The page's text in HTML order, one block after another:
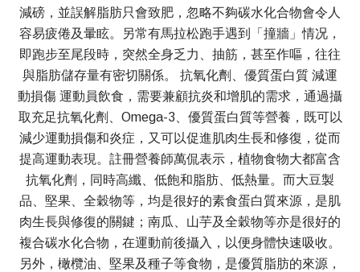
減磅，並誤解脂肪只會致肥，忽略不夠碳水化合物會令人
容易疲倦及暈眩。另常有馬拉松跑手遇到「撞牆」情况，
即跑步至尾段時，突然全身乏力、抽筋，甚至作嘔，往往
與脂肪儲存量有密切關係。 抗氧化劑、優質蛋白質 減運
動損傷 運動員飲食，需要兼顧抗炎和增肌的需求，通過攝
取充足抗氧化劑、Omega-3、優質蛋白質等營養，既可以
減少運動損傷和炎症，又可以促進肌肉生長和修復，從而
提高運動表現。註冊營養師萬侃表示，植物食物大都富含
抗氧化劑，同時高纖、低飽和脂肪、低熱量。而大豆製
品、堅果、全穀物等，均是很好的素食蛋白質來源，是肌
肉生長與修復的關鍵；南瓜、山芋及全穀物等亦是很好的
複合碳水化合物，在運動前後攝入，以便身體快速吸收。
另外，橄欖油、堅果及種子等食物，是優質脂肪的來源，